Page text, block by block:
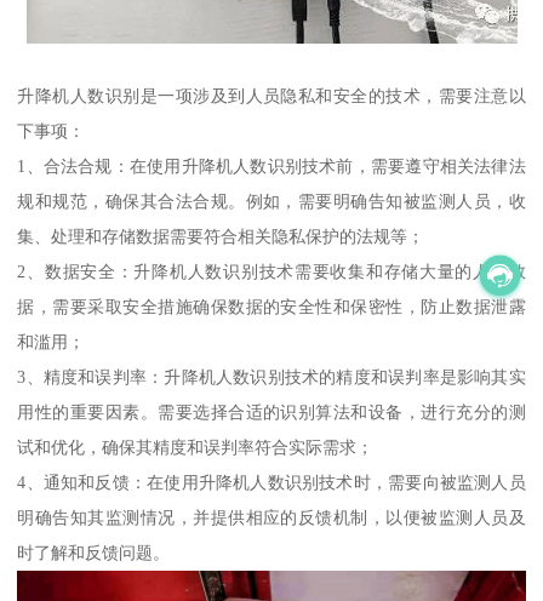
升降机人数识别是一项涉及到人员隐私和安全的技术，需要注意以
下事项：
1、合法合规：在使用升降机人数识别技术前，需要遵守相关法律法
规和规范，确保其合法合规。例如，需要明确告知被监测人员，收
集、处理和存储数据需要符合相关隐私保护的法规等；
2、数据安全：升降机人数识别技术需要收集和存储大量的人员数
据，需要采取安全措施确保数据的安全性和保密性，防止数据泄露
和滥用；
3、精度和误判率：升降机人数识别技术的精度和误判率是影响其实
用性的重要因素。需要选择合适的识别算法和设备，进行充分的测
试和优化，确保其精度和误判率符合实际需求；
4、通知和反馈：在使用升降机人数识别技术时，需要向被监测人员
明确告知其监测情况，并提供相应的反馈机制，以便被监测人员及
时了解和反馈问题。